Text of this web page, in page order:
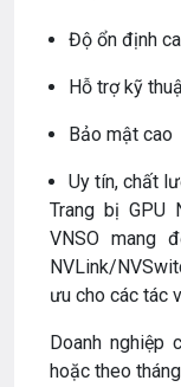
Độ ổn định
Hỗ trợ kỹ
Bảo mật cao
Uy tín, chất
Trang bị GPU
VNSO mang
NVLink/
ưu cho các tác
Doanh nghiệp
hoặc theo